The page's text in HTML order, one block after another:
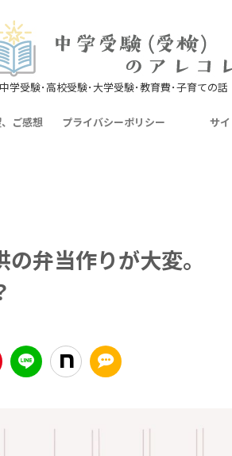
中学受験･高校受験･大学受験･教育費･子育ての話
ご感想 プライバシーポリシー サ
弁当作りが大変。